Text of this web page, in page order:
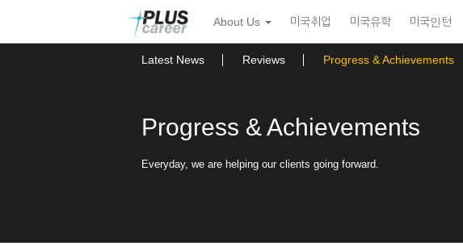
뉴
토
About Us 미국취업 미국유학 미국인턴
Latest News Reviews Progress & Achievements
Progress & Achievements
Everyday, we are helping our clients going forward.